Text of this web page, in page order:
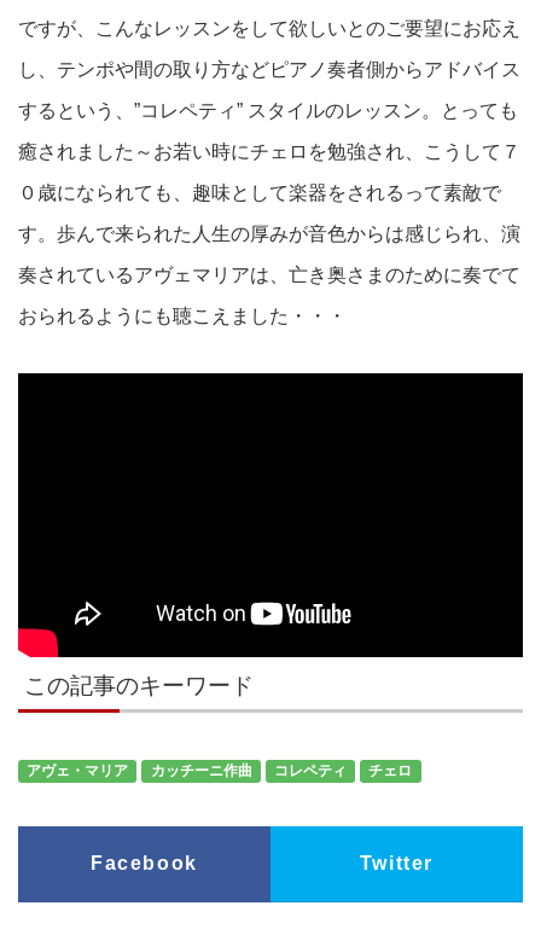
ですが、こんなレッスンをして欲しいとのご要望にお応え
し、テンポや間の取り方などピアノ奏者側からアドバイス
するという、”コレペティ” スタイルのレッスン。とっても
癒されました～お若い時にチェロを勉強され、こうして７
０歳になられても、趣味として楽器をされるって素敵で
す。歩んで来られた人生の厚みが音色からは感じられ、演
奏されているアヴェマリアは、亡き奥さまのために奏でて
おられるようにも聴こえました・・・
この記事のキーワード
アヴェ・マリア カッチーニ作曲 コレペティ チェロ
Facebook Twitter